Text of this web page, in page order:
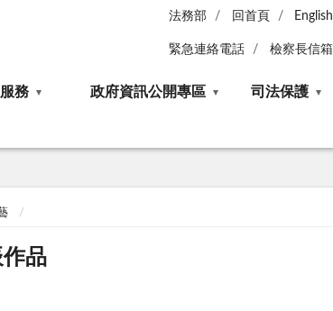
法務部 回首頁 English
緊急連絡電話 檢察長信箱
務 政府資訊公開專區 司法保護
品